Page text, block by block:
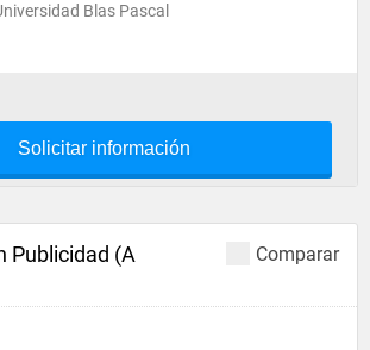
Blas Pascal
Solicitar información
Comparar
Publicidad (A